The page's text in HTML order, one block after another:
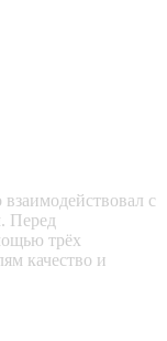
с
Перед
трёх
качество и